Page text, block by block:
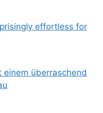
effortless for
einem überraschend